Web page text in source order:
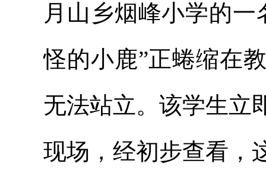
月山乡烟峰小学的
怪的小鹿”正蜷缩在
无法站立。该学生立
现场，经初步查看，